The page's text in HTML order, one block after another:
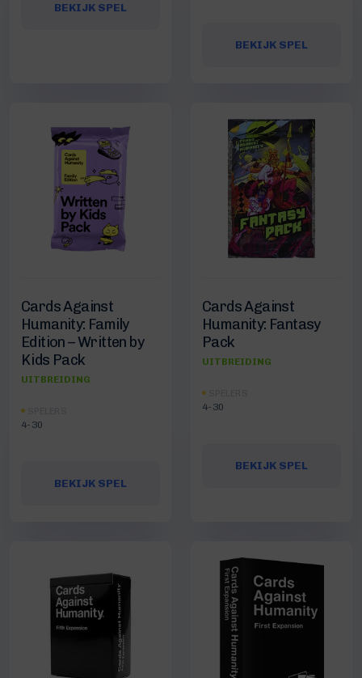
BEKIJK SPEL
BEKIJK SPEL
Cards Against
Humanity: Family
Edition – Written by
Kids Pack
UITBREIDING
4-30
BEKIJK SPEL
Cards Against
Humanity: Fantasy
Pack
UITBREIDING
4-30
BEKIJK SPEL